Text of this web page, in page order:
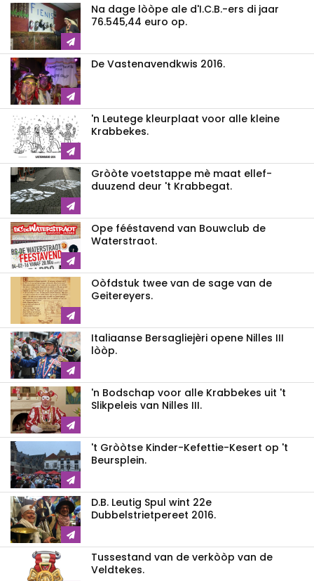
Na dage lòòpe ale d'I.C.B.-ers di jaar
76.545,44 euro op.
De Vastenavendkwis 2016.
'n Leutege kleurplaat voor alle kleine
Krabbekes.
Gròòte voetstappe mè maat ellef-
duuzend deur 't Krabbegat.
Ope fééstavend van Bouwclub de
Waterstraot.
Oòfdstuk twee van de sage van de
Geitereyers.
Italiaanse Bersagliejèri opene Nilles III
lòòp.
'n Bodschap voor alle Krabbekes uit 't
Slikpeleis van Nilles III.
't Gròòtse Kinder-Kefettie-Kesert op 't
Beursplein.
D.B. Leutig Spul wint 22e
Dubbelstrietpereet 2016.
Tussestand van de verkòòp van de
Veldtekes.